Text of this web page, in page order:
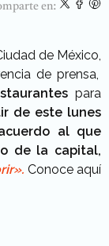
en:
de México,
de prensa,
para
de este lunes
al que
de la capital,
Conoce aquí